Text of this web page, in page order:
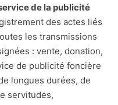
de la publicité
des actes liés
les transmissions
: vente, donation,
de publicité foncière
longues durées, de
servitudes,